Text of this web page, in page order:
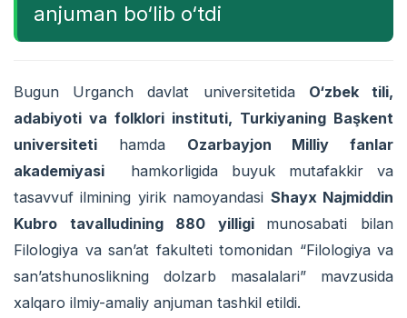
anjuman bo‘lib o‘tdi
Bugun Urganch davlat universitetida O‘zbek tili,
adabiyoti va folklori instituti, Turkiyaning Başkent
universiteti hamda Ozarbayjon Milliy fanlar
akademiyasi
hamkorligida buyuk mutafakkir va
tasavvuf ilmining yirik namoyandasi Shayx Najmiddin
Kubro tavalludining 880 yilligi munosabati bilan
Filologiya va san’at fakulteti tomonidan “Filologiya va
san’atshunoslikning dolzarb masalalari” mavzusida
xalqaro ilmiy-amaliy anjuman tashkil etildi.